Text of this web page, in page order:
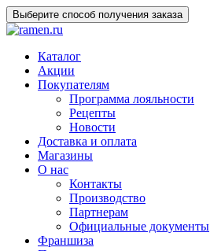
Выберите способ получения заказа
Каталог
Акции
Покупателям
Программа лояльности
Рецепты
Новости
Доставка и оплата
Магазины
О нас
Контакты
Производство
Партнерам
Официальные документы
Франшиза